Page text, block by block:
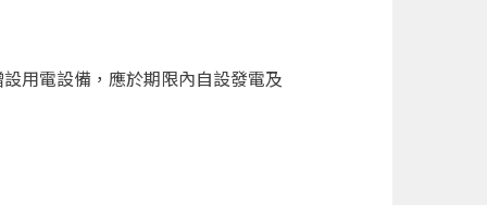
用電設備，應於期限內自設發電及